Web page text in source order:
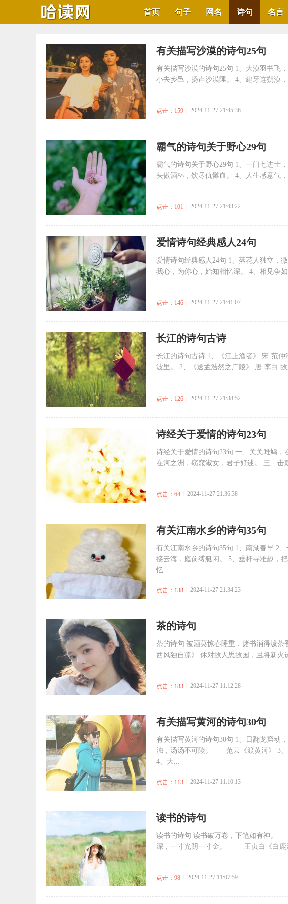
首页 句子 网名 诗句 名言
​有关描写沙漠的诗句25句
有关描写沙漠的诗句25句 1、大漠羽书飞
小去乡邑，扬声沙漠陲。 4、建牙连朔漠
点击：159 | 2024-11-27 21:45:36
​霸气的诗句关于野心29句
霸气的诗句关于野心29句 1、一门七进士
头做酒杯，饮尽仇雠血。 4、人生感意气
点击：101 | 2024-11-27 21:43:22
​爱情诗句经典感人24句
爱情诗句经典感人24句 1、落花人独立，
我心，为你心，始知相忆深。 4、相见争
点击：146 | 2024-11-27 21:41:07
​长江的诗句古诗
长江的诗句古诗 1、《江上渔者》 宋·范
波里。 2、《送孟浩然之广陵》 唐·李白
点击：126 | 2024-11-27 21:38:52
​诗经关于爱情的诗句23句
诗经关于爱情的诗句23句 一、关关雎鸠，
在河之洲，窈窕淑女，君子好逑。 三、
点击：64 | 2024-11-27 21:36:38
​有关江南水乡的诗句35句
有关江南水乡的诗句35句 1、南湖春早 2
接云海，庭前缚艇闲。 5、垂杆寻雅趣，
忆...
点击：138 | 2024-11-27 21:34:23
​茶的诗句
茶的诗句 被酒莫惊春睡重，赌书消得泼
西风独自凉》 休对故人思故国，且将新
点击：183 | 2024-11-27 11:12:28
​有关描写黄河的诗句30句
有关描写黄河的诗句30句 1、日翻龙窟动
浊，汤汤不可陵。——范云《渡黄河》 3
4、大...
点击：113 | 2024-11-27 11:10:13
​读书的诗句
读书的诗句 读书破万卷，下笔如有神。
深，一寸光阴一寸金。 —— 王贞白《白鹿
点击：98 | 2024-11-27 11:07:59